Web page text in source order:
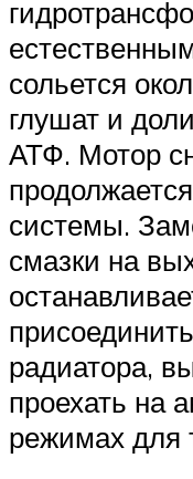
сольется
глушат и
АТФ. Мотор
системы.
смазки на
радиатора,
проехать на
режимах для